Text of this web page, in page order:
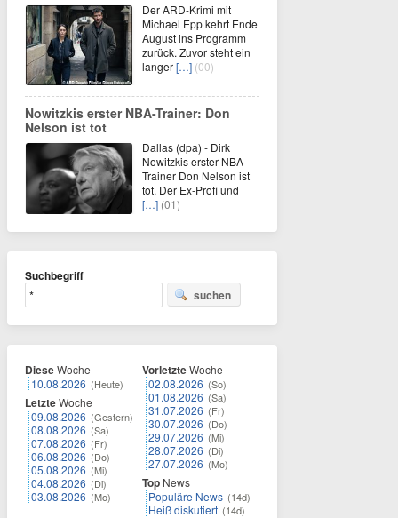
Der ARD-Krimi mit
Michael Epp kehrt Ende
August ins Programm
zurück. Zuvor steht ein
langer[…] (00)
Nowitzkis erster NBA-Trainer: Don
Nelson ist tot
Dallas (dpa) - Dirk
Nowitzkis erster NBA-
Trainer Don Nelson ist
tot. Der Ex-Profi und
[…] (01)
Suchbegriff
suchen
DieseWoche
10.08.2026 (Heute)
LetzteWoche
09.08.2026 (Gestern)
08.08.2026 (Sa)
07.08.2026 (Fr)
06.08.2026 (Do)
05.08.2026 (Mi)
04.08.2026 (Di)
03.08.2026 (Mo)
VorletzteWoche
02.08.2026 (So)
01.08.2026 (Sa)
31.07.2026 (Fr)
30.07.2026 (Do)
29.07.2026 (Mi)
28.07.2026 (Di)
27.07.2026 (Mo)
Top News
Populäre News (14d)
Heiß diskutiert (14d)